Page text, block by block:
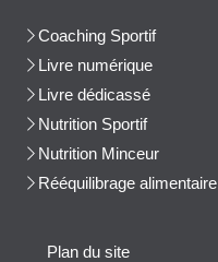
Coaching Sportif
Livre numérique
Livre dédicassé
Nutrition Sportif
Nutrition Minceur
Rééquilibrage alimentaire
Plan du site